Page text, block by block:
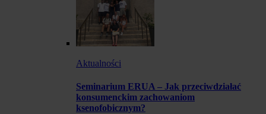
Aktualności
Seminarium ERUA – Jak przeciwdziałać
konsumenckim zachowaniom
ksenofobicznym?